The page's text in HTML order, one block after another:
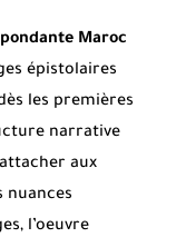
Maroc
épistolaires
les premières
narrative
aux
nuances
l’oeuvre